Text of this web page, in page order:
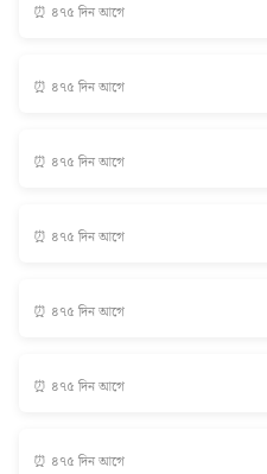
⏰ ৪৭৫ দিন আগে
⏰ ৪৭৫ দিন আগে
⏰ ৪৭৫ দিন আগে
⏰ ৪৭৫ দিন আগে
⏰ ৪৭৫ দিন আগে
⏰ ৪৭৫ দিন আগে
⏰ ৪৭৫ দিন আগে